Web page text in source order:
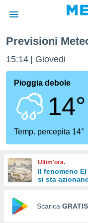
di
per
le
di
Web
Previsioni
15:14 Giovedi
Pioggia debole
14°
Temp. percepita 14°
Ultim'ora.
Il fenomeno
si sta
Scarica GRATIS